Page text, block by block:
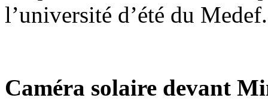
l’université d’été du Medef.
Caméra solaire devant